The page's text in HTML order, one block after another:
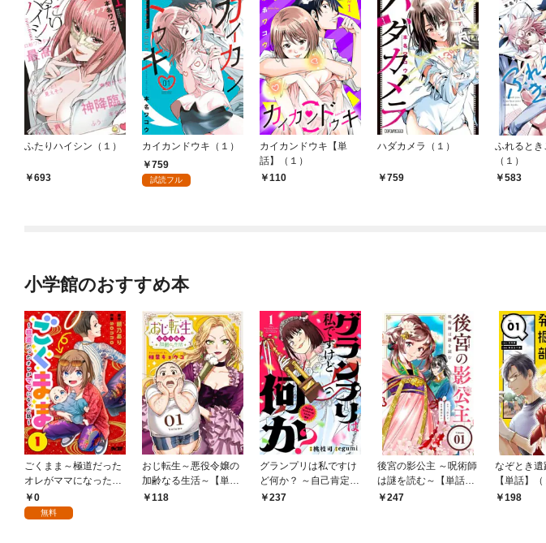
ふたりハイシン（１）
693
カイカンドウキ（１）
759
試読フル
カイカンドウキ【単
話】（１）
110
ハダカメラ（１）
759
ふれるとき
（１）
583
小学館のおすすめ本
ごくまま～極道だった
オレがママになった話
～【単話】（１）
0
無料
おじ転生～悪役令嬢の
加齢なる生活～【単
話】（１）
118
グランプリは私ですけ
ど何か？ ～自己肯定モ
ンスターのミスコン無
237
後宮の影公主 ～呪術師
は謎を読む～【単話】
（１）
247
なぞとき遺
【単話】（
198